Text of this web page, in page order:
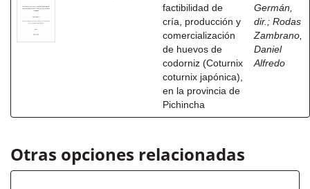
factibilidad de
cría, producción y
comercialización
de huevos de
codorniz (Coturnix
coturnix japónica),
en la provincia de
Pichincha
Germán,
dir. ; Rodas
Zambrano,
Daniel
Alfredo
Otras opciones relacionadas